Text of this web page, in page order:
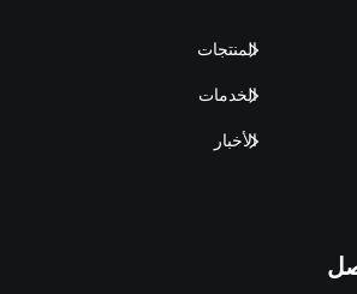
المنتجات
الخدمات
الأخبار